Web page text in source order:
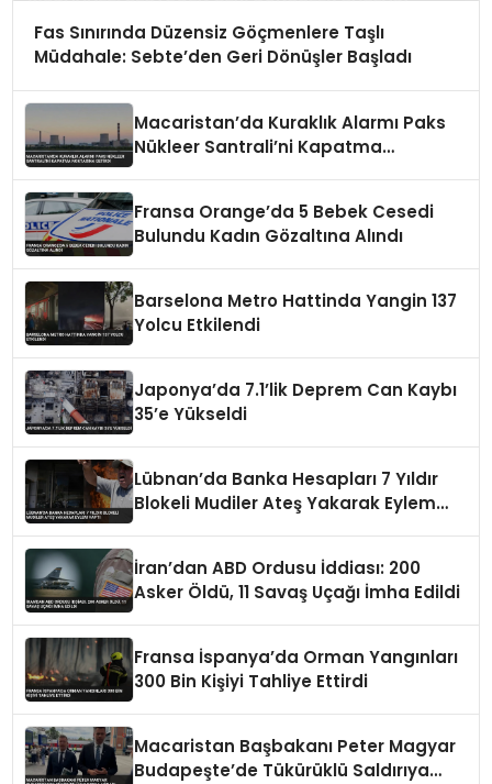
Fas Sınırında Düzensiz Göçmenlere Taşlı
Müdahale: Sebte’den Geri Dönüşler Başladı
Macaristan’da Kuraklık Alarmı Paks
Nükleer Santrali’ni Kapatma
Fransa Orange’da 5 Bebek Cesedi
Bulundu Kadın Gözaltına Alındı
Barselona Metro Hattinda Yangin 137
Yolcu Etkilendi
Japonya’da 7.1’lik Deprem Can Kaybı
35’e Yükseldi
Lübnan’da Banka Hesapları 7 Yıldır
Blokeli Mudiler Ateş Yakarak Eylem
İran’dan ABD Ordusu İddiası: 200
Asker Öldü, 11 Savaş Uçağı İmha Edildi
Fransa İspanya’da Orman Yangınları
300 Bin Kişiyi Tahliye Ettirdi
Macaristan Başbakanı Peter Magyar
Budapeşte’de Tükürüklü Saldırıya